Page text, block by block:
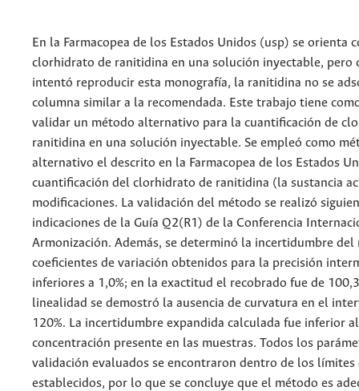
En la Farmacopea de los Estados Unidos (usp) se orienta
clorhidrato de ranitidina en una solución inyectable, pero
intentó reproducir esta monografía, la ranitidina no se
columna similar a la recomendada. Este trabajo tiene
validar un método alternativo para la cuantificación de
ranitidina en una solución inyectable. Se empleó como
alternativo el descrito en la Farmacopea de los Estados
cuantificación del clorhidrato de ranitidina (la sustancia
modificaciones. La validación del método se realizó
indicaciones de la Guía Q2(R1) de la Conferencia
Armonización. Además, se determinó la incertidumbre del
coeficientes de variación obtenidos para la precisión
inferiores a 1,0%; en la exactitud el recobrado fue de
linealidad se demostró la ausencia de curvatura en el
120%. La incertidumbre expandida calculada fue inferior
concentración presente en las muestras. Todos los
validación evaluados se encontraron dentro de los límites
establecidos, por lo que se concluye que el método es